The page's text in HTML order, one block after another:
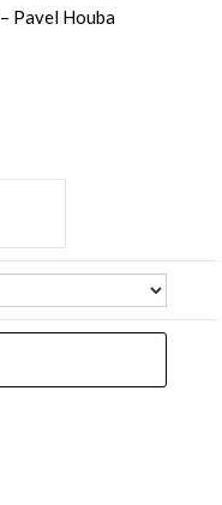
– Pavel Houba